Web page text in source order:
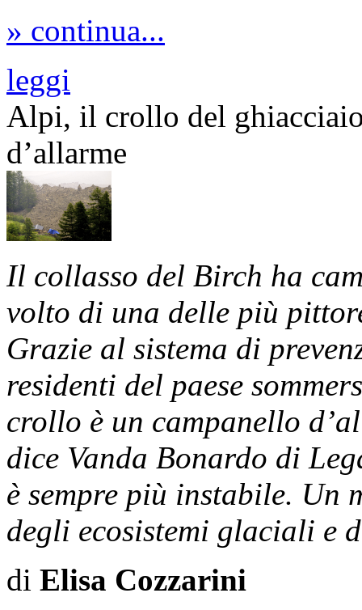
» continua...
leggi
Alpi, il crollo del
d’allarme
Il collasso del Birch ha
volto di una delle più
Grazie al sistema di
residenti del paese
crollo è un campanello
dice Vanda Bonardo di
è sempre più instabile. Un
degli ecosistemi glaciali e
di Elisa Cozzarini